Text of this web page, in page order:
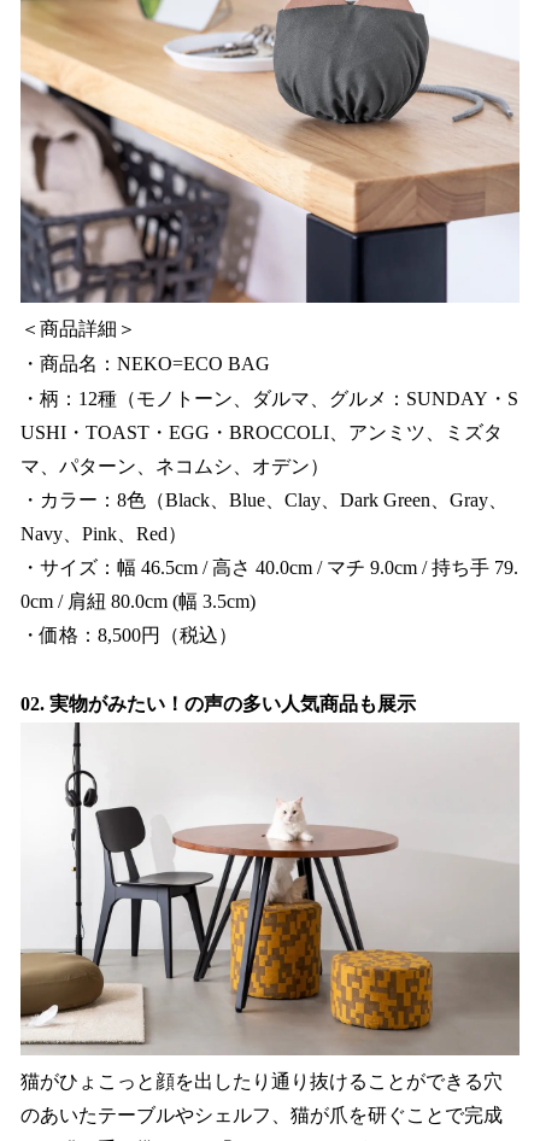
＜商品詳細＞
・商品名：NEKO=ECO BAG
・柄：12種（モノトーン、ダルマ、グルメ：SUNDAY・S
USHI・TOAST・EGG・BROCCOLI、アンミツ、ミズタ
マ、パターン、ネコムシ、オデン）
・カラー：8色（Black、Blue、Clay、Dark Green、Gray、
Navy、Pink、Red）
・サイズ：幅 46.5cm / 高さ 40.0cm / マチ 9.0cm / 持ち手 79.
0cm / 肩紐 80.0cm (幅 3.5cm)
・価格：8,500円（税込）
02. 実物がみたい！の声の多い人気商品も展示
猫がひょこっと顔を出したり通り抜けることができる穴
のあいたテーブルやシェルフ、猫が爪を研ぐことで完成